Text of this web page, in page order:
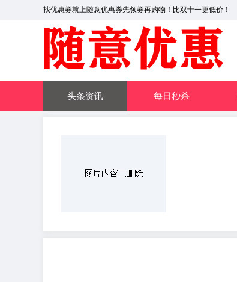
找优惠券就上随意优惠券先领券再购物！比双十一更低价！
头条资讯 每日秒杀